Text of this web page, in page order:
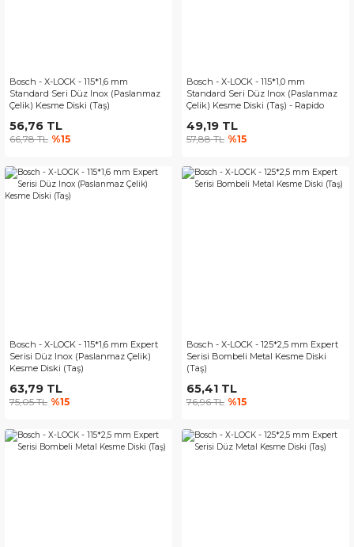
Bosch - X-LOCK - 115*1,6 mm
Standard Seri Düz Inox (Paslanmaz
Çelik) Kesme Diski (Taş)
56,76 TL
66,78 TL %15
Bosch - X-LOCK - 115*1,0 mm
Standard Seri Düz Inox (Paslanmaz
Çelik) Kesme Diski (Taş) - Rapido
49,19 TL
57,88 TL %15
Bosch - X-LOCK - 115*1,6 mm Expert
Serisi Düz Inox (Paslanmaz Çelik)
Kesme Diski (Taş)
63,79 TL
75,05 TL %15
Bosch - X-LOCK - 125*2,5 mm Expert
Serisi Bombeli Metal Kesme Diski
(Taş)
65,41 TL
76,96 TL %15